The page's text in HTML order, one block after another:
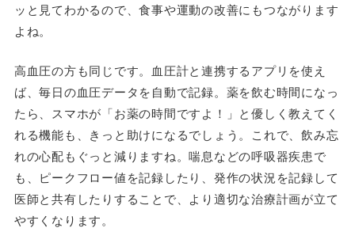
ッと見てわかるので、食事や運動の改善にもつながります
よね。
高血圧の方も同じです。血圧計と連携するアプリを使え
ば、毎日の血圧データを自動で記録。薬を飲む時間になっ
たら、スマホが「お薬の時間ですよ！」と優しく教えてく
れる機能も、きっと助けになるでしょう。これで、飲み忘
れの心配もぐっと減りますね。喘息などの呼吸器疾患で
も、ピークフロー値を記録したり、発作の状況を記録して
医師と共有したりすることで、より適切な治療計画が立て
やすくなります。